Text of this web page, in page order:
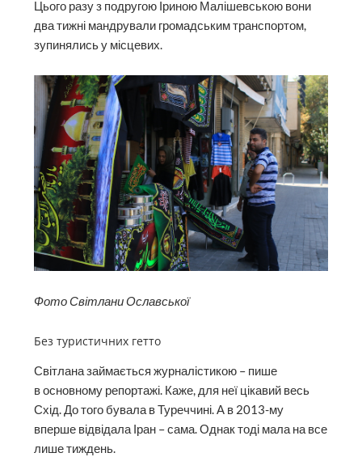
Цього разу з подругою Іриною Малішевською вони
два тижні мандрували громадським транспортом,
зупинялись у місцевих.
Фото Світлани Ославської
Без туристичних гетто
Світлана займається журналістикою – пише
в основному репортажі. Каже, для неї цікавий весь
Схід. До того бувала в Туреччині. А в 2013-му
вперше відвідала Іран – сама. Однак тоді мала на все
лише тиждень.